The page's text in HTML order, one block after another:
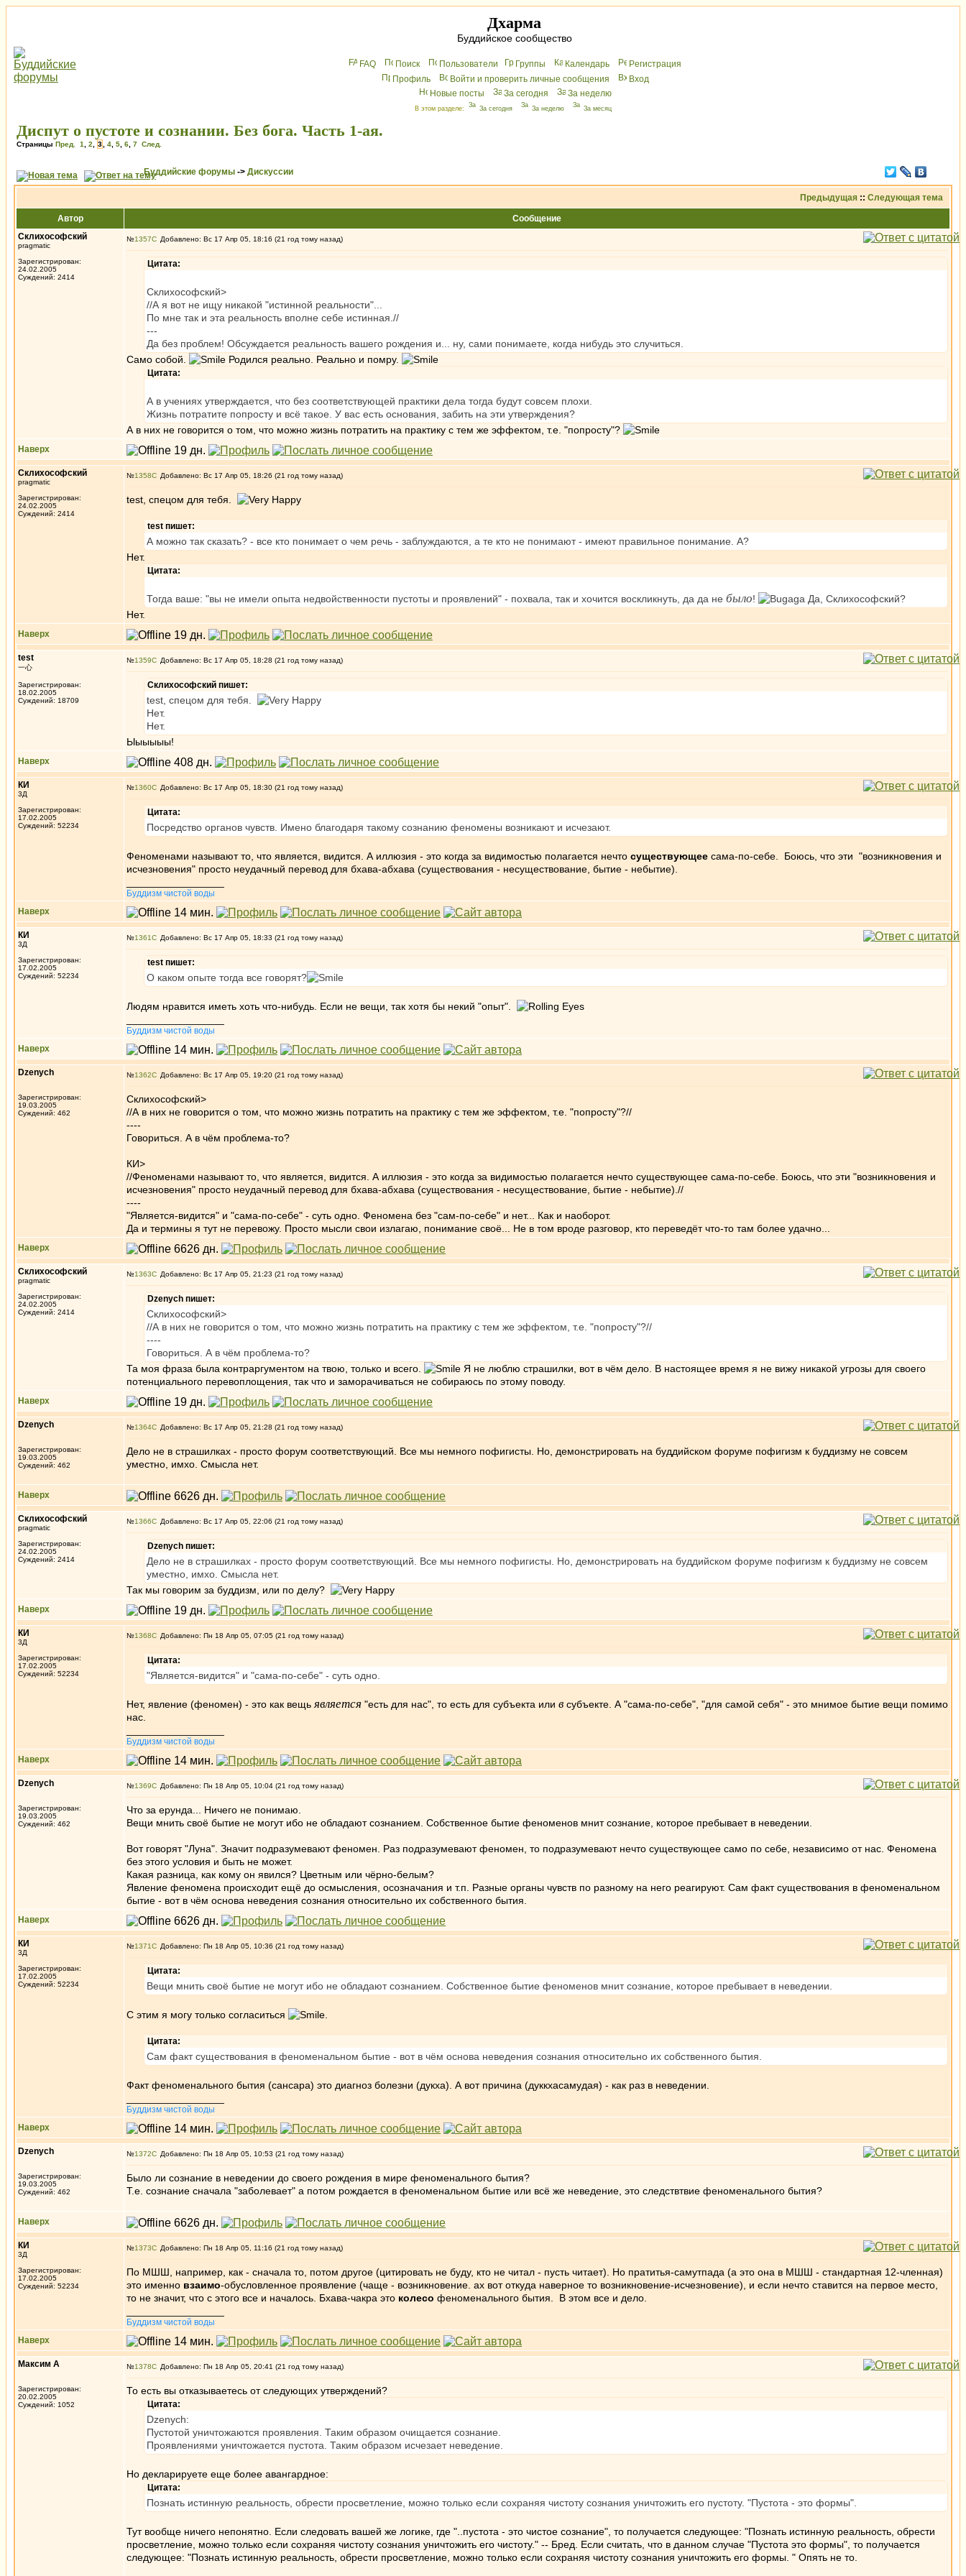
Дхарма
Буддийское сообщество
FAQ Поиск Пользователи Группы Календарь
Peгиcтрaция
Профиль
Войти и проверить личные сообщения
Вхoд
Новые посты
За сегодня За неделю
В этом разделе: За сегодня За неделю За месяц
Диспут о пустоте и сознании. Без бога. Часть 1-ая.
Страницы Пред. 1 2 3 4 5 6 7 След.
Буддийские форумы -> Дискуссии
Предыдущая :: Следующая тема
Автор
Сообщение
Склихософский
pragmatic
Зарегистрирован:
24.02.2005
Суждений: 2414
№1357 Добавлено: Вс 17 Апр 05, 18:16 (21 год тому назад)
Цитата:
Склихософский>
//А я вот не ищу никакой "истинной реальности"...
По мне так и эта реальность вполне себе истинная.//
---
Да без проблем! Обсуждается реальность вашего рождения и... ну, сами понимаете, когда нибудь это случиться.
Само собой.
Родился реально. Реально и помру.
Цитата:
А в учениях утверждается, что без соответствующей практики дела тогда будут совсем плохи.
Жизнь потратите попросту и всё такое. У вас есть основания, забить на эти утверждения?
А в них не говорится о том, что можно жизнь потратить на практику с тем же эффектом, т.е. "попросту"?
Наверх
Склихософский
pragmatic
Зарегистрирован:
24.02.2005
Суждений: 2414
№1358 Добавлено: Вс 17 Апр 05, 18:26 (21 год тому назад)
test, спецом для тебя.
test пишет:
А можно так сказать? - все кто понимает о чем речь - заблуждаются, а те кто не понимают - имеют правильное понимание. A?
Нет.
Цитата:
Тогда ваше: "вы не имели опыта недвойственности пустоты и проявлений" - похвала, так и хочится воскликнуть, да да не было!
Да, Склихософский?
Нет.
Наверх
test
一心
Зарегистрирован:
18.02.2005
Суждений: 18709
№1359 Добавлено: Вс 17 Апр 05, 18:28 (21 год тому назад)
Склихософский пишет:
test, спецом для тебя.
Нет.
Нет.
Ыыыыыы!
Наверх
КИ
3Д
Зарегистрирован:
17.02.2005
Суждений: 52234
№1360 Добавлено: Вс 17 Апр 05, 18:30 (21 год тому назад)
Цитата:
Посредство органов чувств. Имено благодаря такому сознанию феномены возникают и исчезают.
Феноменами называют то, что является, видится. А иллюзия - это когда за видимостью полагается нечто существующее сама-по-себе. Боюсь, что эти "возникновения и
исчезновения" просто неудачный перевод для бхава-абхава (существования - несуществование, бытие - небытие).
Буддизм чистой воды
Наверх
КИ
3Д
Зарегистрирован:
17.02.2005
Суждений: 52234
№1361 Добавлено: Вс 17 Апр 05, 18:33 (21 год тому назад)
test пишет:
О каком опыте тогда все говорят?
Людям нравится иметь хоть что-нибудь. Если не вещи, так хотя бы некий "опыт".
Буддизм чистой воды
Наверх
Dzenych
Зарегистрирован:
19.03.2005
Суждений: 462
№1362 Добавлено: Вс 17 Апр 05, 19:20 (21 год тому назад)
Склихософский>
//А в них не говорится о том, что можно жизнь потратить на практику с тем же эффектом, т.е. "попросту"?//
----
Говориться. А в чём проблема-то?
КИ>
//Феноменами называют то, что является, видится. А иллюзия - это когда за видимостью полагается нечто существующее сама-по-себе. Боюсь, что эти "возникновения и
исчезновения" просто неудачный перевод для бхава-абхава (существования - несуществование, бытие - небытие).//
----
"Является-видится" и "сама-по-себе" - суть одно. Феномена без "сам-по-себе" и нет... Как и наоборот.
Да и термины я тут не перевожу. Просто мысли свои излагаю, понимание своё... Не в том вроде разговор, кто переведёт что-то там более удачно...
Наверх
Склихософский
pragmatic
Зарегистрирован:
24.02.2005
Суждений: 2414
№1363 Добавлено: Вс 17 Апр 05, 21:23 (21 год тому назад)
Dzenych пишет:
Склихософский>
//А в них не говорится о том, что можно жизнь потратить на практику с тем же эффектом, т.е. "попросту"?//
----
Говориться. А в чём проблема-то?
Та моя фраза была контраргументом на твою, только и всего.
Я не люблю страшилки, вот в чём дело. В настоящее время я не вижу никакой угрозы для своего
потенциального перевоплощения, так что и заморачиваться не собираюсь по этому поводу.
Наверх
Dzenych
Зарегистрирован:
19.03.2005
Суждений: 462
№1364 Добавлено: Вс 17 Апр 05, 21:28 (21 год тому назад)
Дело не в страшилках - просто форум соответствующий. Все мы немного пофигисты. Но, демонстрировать на буддийском форуме пофигизм к буддизму не совсем
уместно, имхо. Смысла нет.
Наверх
Склихософский
pragmatic
Зарегистрирован:
24.02.2005
Суждений: 2414
№1366 Добавлено: Вс 17 Апр 05, 22:06 (21 год тому назад)
Dzenych пишет:
Дело не в страшилках - просто форум соответствующий. Все мы немного пофигисты. Но, демонстрировать на буддийском форуме пофигизм к буддизму не совсем
уместно, имхо. Смысла нет.
Так мы говорим за буддизм, или по делу?
Наверх
КИ
3Д
Зарегистрирован:
17.02.2005
Суждений: 52234
№1368 Добавлено: Пн 18 Апр 05, 07:05 (21 год тому назад)
Цитата:
"Является-видится" и "сама-по-себе" - суть одно.
Нет, явление (феномен) - это как вещь является "есть для нас", то есть для субъекта или в субъекте. А "сама-по-себе", "для самой себя" - это мнимое бытие вещи помимо
нас.
Буддизм чистой воды
Наверх
Dzenych
Зарегистрирован:
19.03.2005
Суждений: 462
№1369 Добавлено: Пн 18 Апр 05, 10:04 (21 год тому назад)
Что за ерунда... Ничего не понимаю.
Вещи мнить своё бытие не могут ибо не обладают сознанием. Собственное бытие феноменов мнит сознание, которое пребывает в неведении.
Вот говорят "Луна". Значит подразумевают феномен. Раз подразумевают феномен, то подразумевают нечто существующее само по себе, независимо от нас. Феномена
без этого условия и быть не может.
Какая разница, как кому он явился? Цветным или чёрно-белым?
Явление феномена происходит ещё до осмысления, осозначания и т.п. Разные органы чувств по разному на него реагируют. Сам факт существования в феноменальном
бытие - вот в чём основа неведения сознания относительно их собственного бытия.
Наверх
КИ
3Д
Зарегистрирован:
17.02.2005
Суждений: 52234
№1371 Добавлено: Пн 18 Апр 05, 10:36 (21 год тому назад)
Цитата:
Вещи мнить своё бытие не могут ибо не обладают сознанием. Собственное бытие феноменов мнит сознание, которое пребывает в неведении.
С этим я могу только согласиться
Цитата:
Сам факт существования в феноменальном бытие - вот в чём основа неведения сознания относительно их собственного бытия.
Факт феноменального бытия (сансара) это диагноз болезни (дукха). А вот причина (дуккхасамудая) - как раз в неведении.
Буддизм чистой воды
Наверх
Dzenych
Зарегистрирован:
19.03.2005
Суждений: 462
№1372 Добавлено: Пн 18 Апр 05, 10:53 (21 год тому назад)
Было ли сознание в неведении до своего рождения в мире феноменального бытия?
Т.е. сознание сначала "заболевает" а потом рождается в феноменальном бытие или всё же неведение, это следствтвие феноменального бытия?
Наверх
КИ
3Д
Зарегистрирован:
17.02.2005
Суждений: 52234
№1373 Добавлено: Пн 18 Апр 05, 11:16 (21 год тому назад)
По МШШ, например, как - сначала то, потом другое (цитировать не буду, кто не читал - пусть читает). Но пратитья-самутпада (а это она в МШШ - стандартная 12-членная)
это именно взаимо-обусловленное проявление (чаще - возникновение. ах вот откуда наверное то возникновение-исчезновение), и если нечто ставится на первое место,
то не значит, что с этого все и началось. Бхава-чакра это колесо феноменального бытия. В этом все и дело.
Буддизм чистой воды
Наверх
Максим А
Зарегистрирован:
20.02.2005
Суждений: 1052
№1378 Добавлено: Пн 18 Апр 05, 20:41 (21 год тому назад)
То есть вы отказываетесь от следующих утверждений?
Цитата:
Dzenych:
Пустотой уничтожаются проявления. Таким образом очищается сознание.
Проявлениями уничтожается пустота. Таким образом исчезает неведение.
Но декларируете еще более авангардное:
Цитата:
Познать истинную реальность, обрести просветление, можно только если сохраняя чистоту сознания уничтожить его пустоту. "Пустота - это формы".
Тут вообще ничего непонятно. Если следовать вашей же логике, где "..пустота - это чистое сознание", то получается следующее: "Познать истинную реальность, обрести
просветление, можно только если сохраняя чистоту сознания уничтожить его чистоту." -- Бред. Если считать, что в данном случае "Пустота это формы", то получается
следующее: "Познать истинную реальность, обрести просветление, можно только если сохраняя чистоту сознания уничтожить его формы. " Опять не то.